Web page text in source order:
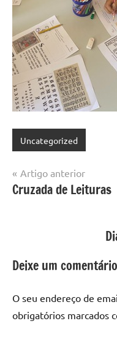
Uncategorized
Navegação
de
Artigo anterior
Cruzada de Leituras
Deixe um comentário
O seu endereço de
obrigatórios marcados